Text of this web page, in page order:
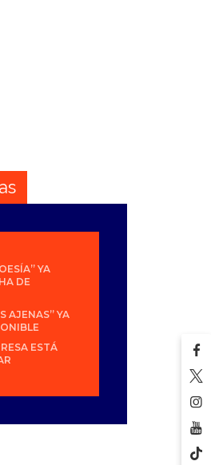
YA
DE
AJENAS” YA
ESTÁ